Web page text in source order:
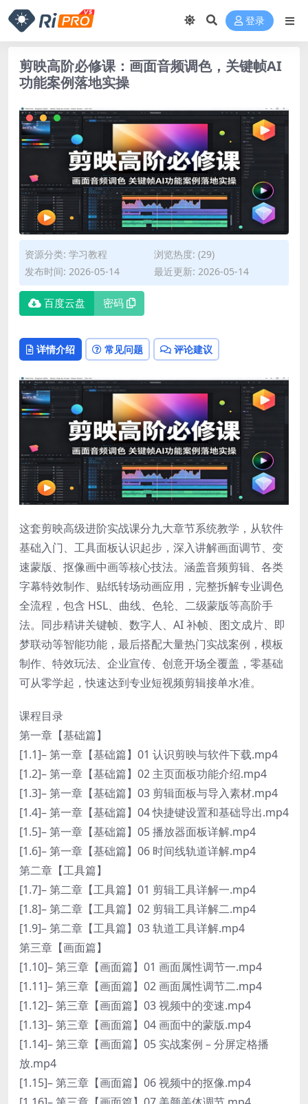
登录
剪映高阶必修课：画面音频调色，关键帧AI
功能案例落地实操
资源分类: 学习教程
浏览热度: (29)
发布时间: 2026-05-14
最近更新: 2026-05-14
百度云盘 密码
详情介绍 常见问题 评论建议
这套剪映高级进阶实战课分九大章节系统教学，从软件
基础入门、工具面板认识起步，深入讲解画面调节、变
速蒙版、抠像画中画等核心技法。涵盖音频剪辑、各类
字幕特效制作、贴纸转场动画应用，完整拆解专业调色
全流程，包含 HSL、曲线、色轮、二级蒙版等高阶手
法。同步精讲关键帧、数字人、AI 补帧、图文成片、即
梦联动等智能功能，最后搭配大量热门实战案例，模板
制作、特效玩法、企业宣传、创意开场全覆盖，零基础
可从零学起，快速达到专业短视频剪辑接单水准。
课程目录
第一章【基础篇】
[1.1]– 第一章【基础篇】01 认识剪映与软件下载.mp4
[1.2]– 第一章【基础篇】02 主页面板功能介绍.mp4
[1.3]– 第一章【基础篇】03 剪辑面板与导入素材.mp4
[1.4]– 第一章【基础篇】04 快捷键设置和基础导出.mp4
[1.5]– 第一章【基础篇】05 播放器面板详解.mp4
[1.6]– 第一章【基础篇】06 时间线轨道详解.mp4
第二章【工具篇】
[1.7]– 第二章【工具篇】01 剪辑工具详解一.mp4
[1.8]– 第二章【工具篇】02 剪辑工具详解二.mp4
[1.9]– 第二章【工具篇】03 轨道工具详解.mp4
第三章【画面篇】
[1.10]– 第三章【画面篇】01 画面属性调节一.mp4
[1.11]– 第三章【画面篇】02 画面属性调节二.mp4
[1.12]– 第三章【画面篇】03 视频中的变速.mp4
[1.13]– 第三章【画面篇】04 画面中的蒙版.mp4
[1.14]– 第三章【画面篇】05 实战案例 – 分屏定格播
放.mp4
[1.15]– 第三章【画面篇】06 视频中的抠像.mp4